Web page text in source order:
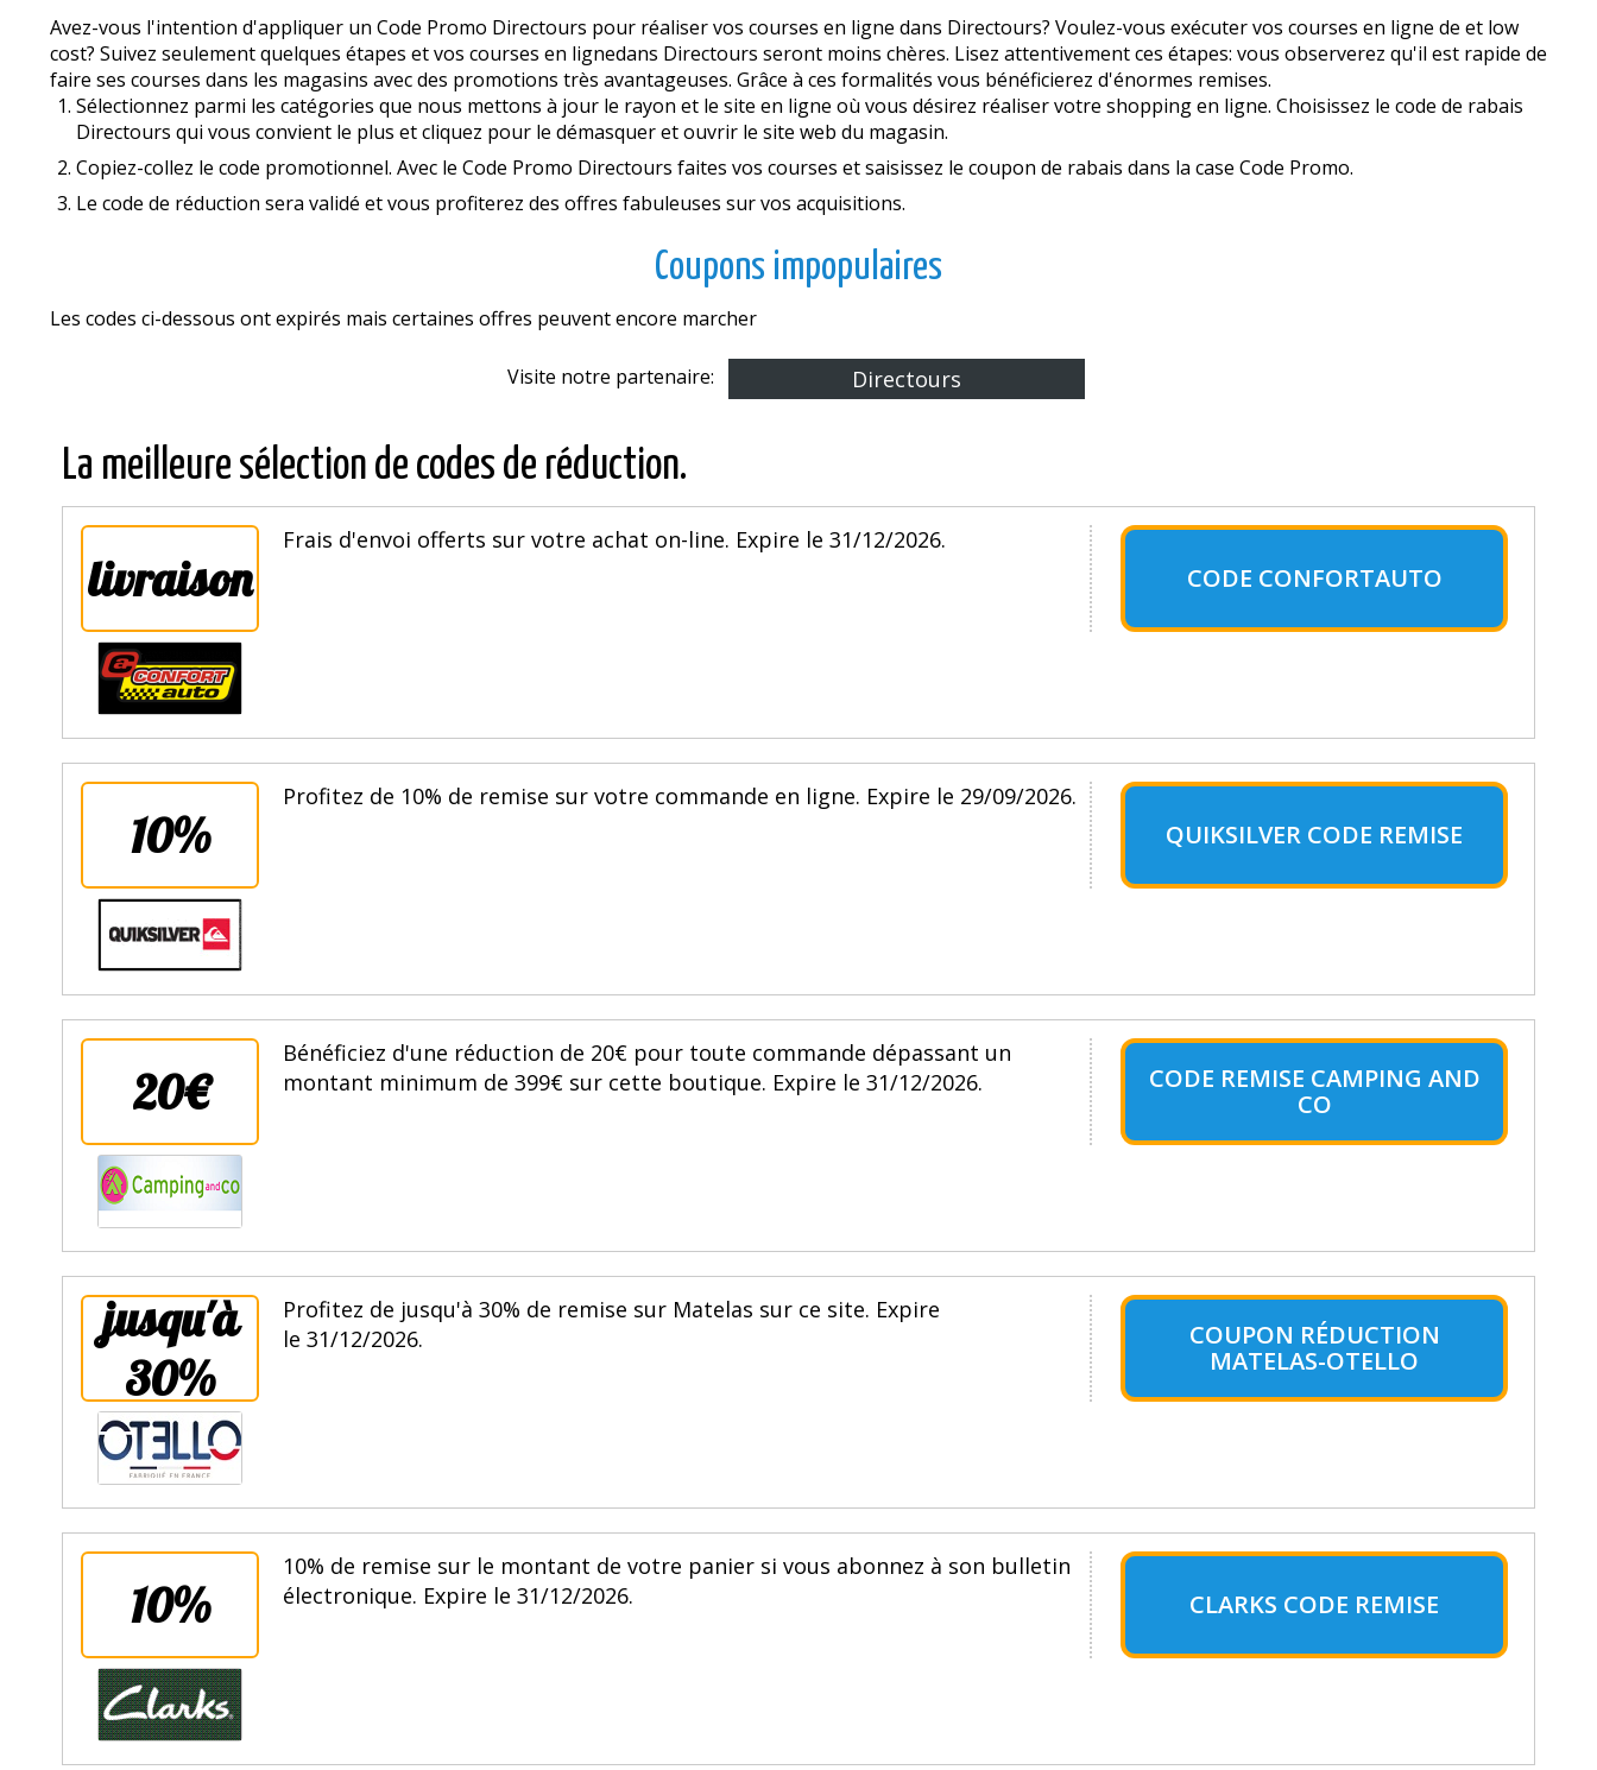
Avez-vous l'intention d'appliquer un Code Promo Directours pour réaliser vos courses en ligne dans Directours? Voulez-vous exécuter vos courses en ligne de et low
cost? Suivez seulement quelques étapes et vos courses en lignedans Directours seront moins chères. Lisez attentivement ces étapes: vous observerez qu'il est rapide de
faire ses courses dans les magasins avec des promotions très avantageuses. Grâce à ces formalités vous bénéficierez d'énormes remises.
Sélectionnez parmi les catégories que nous mettons à jour le rayon et le site en ligne où vous désirez réaliser votre shopping en ligne. Choisissez le code de rabais
Directours qui vous convient le plus et cliquez pour le démasquer et ouvrir le site web du magasin.
Copiez-collez le code promotionnel. Avec le Code Promo Directours faites vos courses et saisissez le coupon de rabais dans la case Code Promo.
Le code de réduction sera validé et vous profiterez des offres fabuleuses sur vos acquisitions.
Coupons impopulaires
Les codes ci-dessous ont expirés mais certaines offres peuvent encore marcher
Visite notre partenaire: Directours
La meilleure sélection de codes de réduction.
livraison
Frais d'envoi offerts sur votre achat on-line. Expire le 31/12/2026.
CODE CONFORTAUTO
10%
Profitez de 10% de remise sur votre commande en ligne. Expire le 29/09/2026.
QUIKSILVER CODE REMISE
20€
Bénéficiez d'une réduction de 20€ pour toute commande dépassant un
montant minimum de 399€ sur cette boutique. Expire le 31/12/2026.
CODE REMISE CAMPING AND
CO
jusqu'à
30%
Profitez de jusqu'à 30% de remise sur Matelas sur ce site. Expire
le 31/12/2026.
COUPON RÉDUCTION
MATELAS-OTELLO
10%
10% de remise sur le montant de votre panier si vous abonnez à son bulletin
électronique. Expire le 31/12/2026.
CLARKS CODE REMISE